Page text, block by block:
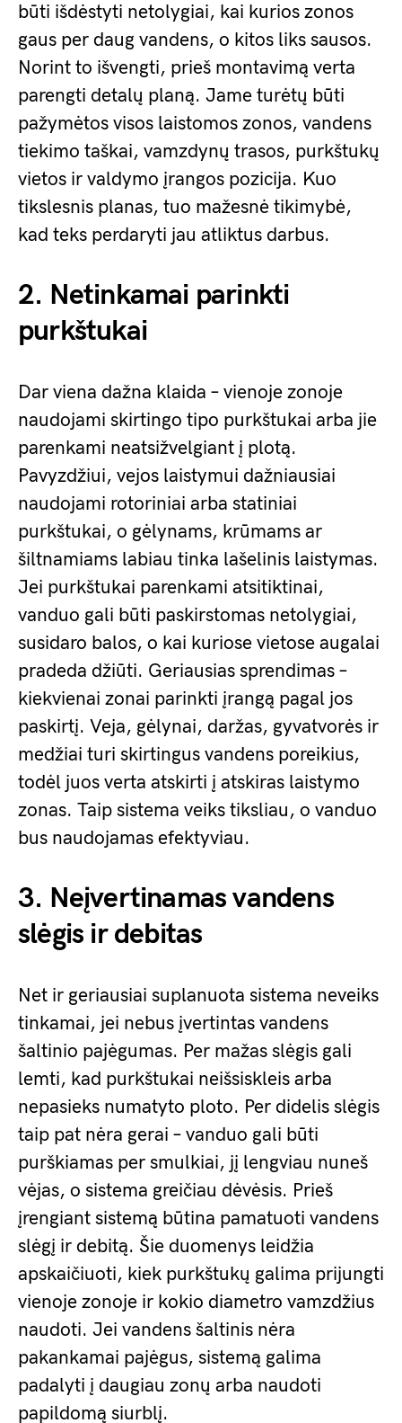
būti išdėstyti netolygiai, kai kurios zonos
gaus per daug vandens, o kitos liks sausos.
Norint to išvengti, prieš montavimą verta
parengti detalų planą. Jame turėtų būti
pažymėtos visos laistomos zonos, vandens
tiekimo taškai, vamzdynų trasos, purkštukų
vietos ir valdymo įrangos pozicija. Kuo
tikslesnis planas, tuo mažesnė tikimybė,
kad teks perdaryti jau atliktus darbus.
2. Netinkamai parinkti
purkštukai
Dar viena dažna klaida – vienoje zonoje
naudojami skirtingo tipo purkštukai arba jie
parenkami neatsižvelgiant į plotą.
Pavyzdžiui, vejos laistymui dažniausiai
naudojami rotoriniai arba statiniai
purkštukai, o gėlynams, krūmams ar
šiltnamiams labiau tinka lašelinis laistymas.
Jei purkštukai parenkami atsitiktinai,
vanduo gali būti paskirstomas netolygiai,
susidaro balos, o kai kuriose vietose augalai
pradeda džiūti. Geriausias sprendimas –
kiekvienai zonai parinkti įrangą pagal jos
paskirtį. Veja, gėlynai, daržas, gyvatvorės ir
medžiai turi skirtingus vandens poreikius,
todėl juos verta atskirti į atskiras laistymo
zonas. Taip sistema veiks tiksliau, o vanduo
bus naudojamas efektyviau.
3. Neįvertinamas vandens
slėgis ir debitas
Net ir geriausiai suplanuota sistema neveiks
tinkamai, jei nebus įvertintas vandens
šaltinio pajėgumas. Per mažas slėgis gali
lemti, kad purkštukai neišsiskleis arba
nepasieks numatyto ploto. Per didelis slėgis
taip pat nėra gerai – vanduo gali būti
purškiamas per smulkiai, jį lengviau nuneš
vėjas, o sistema greičiau dėvėsis. Prieš
įrengiant sistemą būtina pamatuoti vandens
slėgį ir debitą. Šie duomenys leidžia
apskaičiuoti, kiek purkštukų galima prijungti
vienoje zonoje ir kokio diametro vamzdžius
naudoti. Jei vandens šaltinis nėra
pakankamai pajėgus, sistemą galima
padalyti į daugiau zonų arba naudoti
papildomą siurblį.